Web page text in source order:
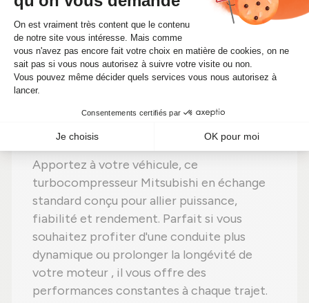
imbattable à 507,30 €)et un
impact
environnemental positif. Alors pourquoi
hésiter ? Optimisez votre moteur tout en
faisant des économies significatives !
🔧 Optimisez les performances de
votre moteur avec ce turbo
Mitsubishi reconditionné
Apportez à votre véhicule, ce
turbocompresseur Mitsubishi en échange
standard conçu pour allier puissance,
fiabilité et rendement. Parfait si vous
souhaitez profiter d'une conduite plus
dynamique ou prolonger la longévité de
votre moteur , il vous offre des
performances constantes à chaque trajet.